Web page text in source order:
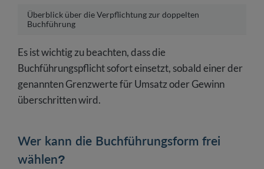
Überblick über die Verpflichtung zur doppelten
Buchführung
Es ist wichtig zu beachten, dass die
Buchführungspflicht sofort einsetzt, sobald einer der
genannten Grenzwerte für Umsatz oder Gewinn
überschritten wird.
Wer kann die Buchführungsform frei
wählen?